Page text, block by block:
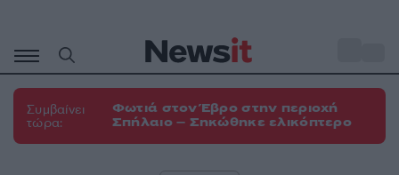
περιεχόμενο
Συμβαίνει
τώρα:
Φωτιά στον Έβρο στην περιοχή
Σπήλαιο – Σηκώθηκε ελικόπτερο